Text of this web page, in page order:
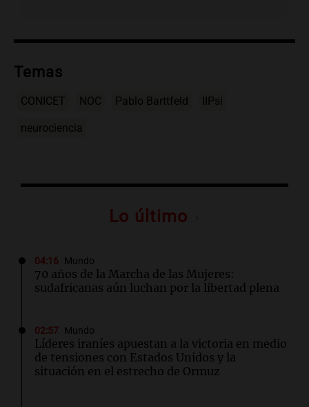
Temas
CONICET NOC Pablo Barttfeld IIPsi
neurociencia
Lo último
04:16 Mundo
70 años de la Marcha de las Mujeres:
sudafricanas aún luchan por la libertad plena
02:57 Mundo
Líderes iraníes apuestan a la victoria en medio
de tensiones con Estados Unidos y la
situación en el estrecho de Ormuz